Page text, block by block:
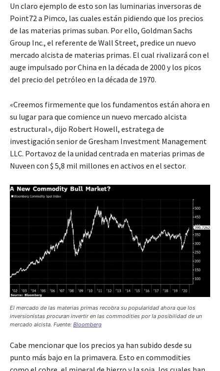
Un claro ejemplo de esto son las luminarias inversoras de
Point72 a Pimco, las cuales están pidiendo que los precios
de las materias primas suban. Por ello, Goldman Sachs
Group Inc., el referente de Wall Street, predice un nuevo
mercado alcista de materias primas. El cual rivalizará con el
auge impulsado por China en la década de 2000 y los picos
del precio del petróleo en la década de 1970.
«Creemos firmemente que los fundamentos están ahora en
su lugar para que comience un nuevo mercado alcista
estructural», dijo Robert Howell, estratega de
investigación senior de Gresham Investment Management
LLC. Portavoz de la unidad centrada en materias primas de
Nuveen con $ 5,8 mil millones en activos en el sector.
El mercado de las materias primas recobra su popularidad ahora que los
inversionistas procuran invertir en las commodities por la posibilidad de un
mercado alcista. Fuente: Bloomberg
Cabe mencionar que los precios ya han subido desde su
punto más bajo en la primavera. Esto en commodities